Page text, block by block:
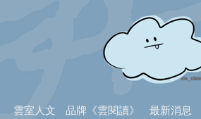
雲室人文 品牌《雲閱讀》 最新消息